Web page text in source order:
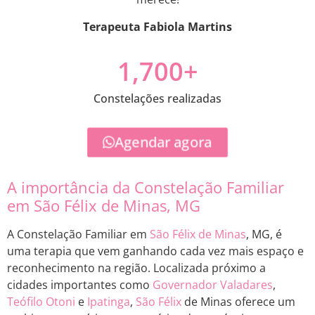
Terapeuta Fabiola Martins
Constelações realizadas
1,700+
Agendar agora
A importância da Constelação Familiar
em São Félix de Minas, MG
A Constelação Familiar em São Félix de Minas, MG, é
uma terapia que vem ganhando cada vez mais espaço e
reconhecimento na região. Localizada próximo a
cidades importantes como Governador Valadares,
Teófilo Otoni e Ipatinga, São Félix de Minas oferece um